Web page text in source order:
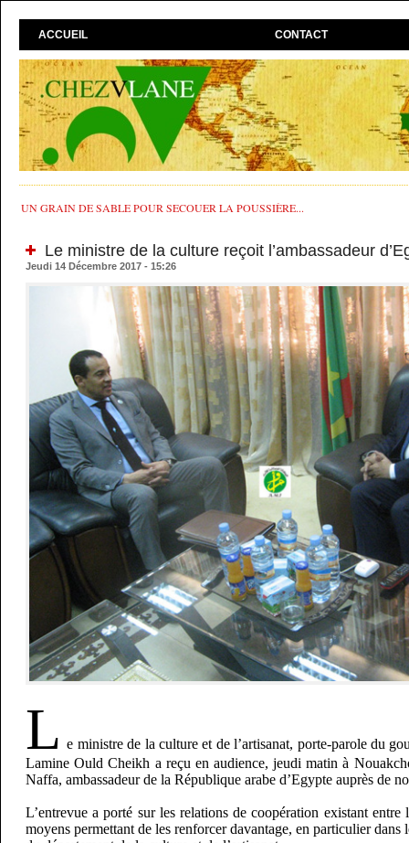
ACCUEIL CONTACT
UN GRAIN DE SABLE POUR SECOUER LA POUSSIÈRE...
Le ministre de la culture reçoit l’ambassadeur
Jeudi 14 Décembre 2017 - 15:26
L e ministre de la culture et de l’artisanat, porte-parole du
Lamine Ould Cheikh a reçu en audience, jeudi matin à
Naffa, ambassadeur de la République arabe d’Egypte auprès de
L’entrevue a porté sur les relations de coopération existant entre
moyens permettant de les renforcer davantage, en particulier dans